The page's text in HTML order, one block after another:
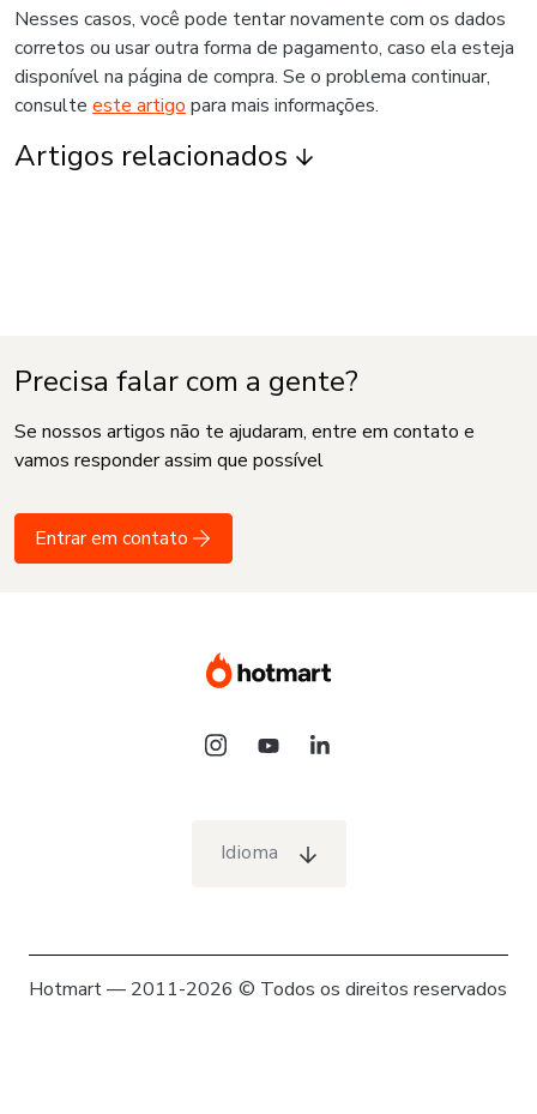
Nesses casos, você pode tentar novamente com os dados
corretos ou usar outra forma de pagamento, caso ela esteja
disponível na página de compra. Se o problema continuar,
consulte este artigo para mais informações.
Artigos relacionados
Precisa falar com a gente?
Se nossos artigos não te ajudaram, entre em contato e
vamos responder assim que possível
Entrar em contato
Idioma
Hotmart — 2011-2026 © Todos os direitos reservados